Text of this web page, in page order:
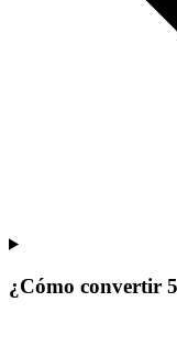
¿Cómo convertir